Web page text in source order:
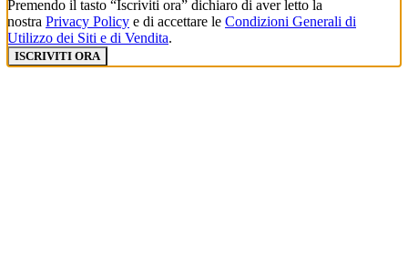
Premendo il tasto “Iscriviti ora” dichiaro di aver letto la
nostra Privacy Policy e di accettare le Condizioni Generali di
Utilizzo dei Siti e di Vendita.
ISCRIVITI ORA